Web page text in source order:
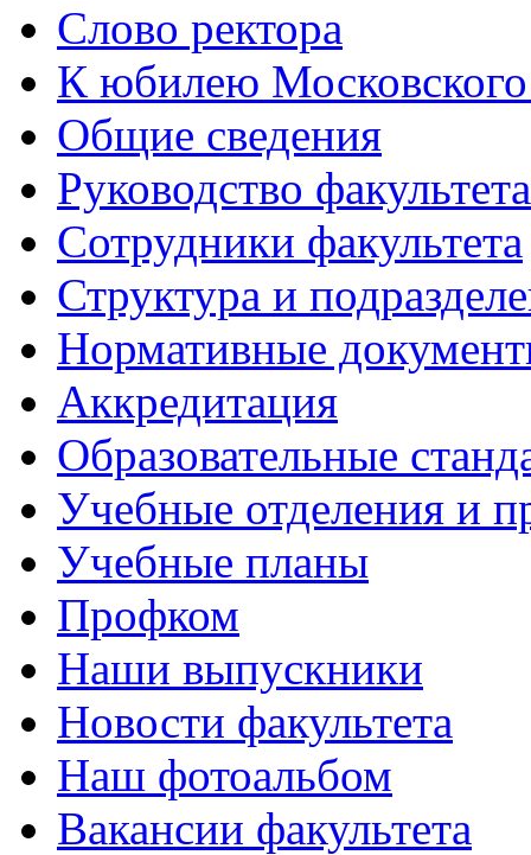
Слово ректора
К юбилею Московского
Общие сведения
Руководство факультета
Сотрудники факультета
Структура и
Нормативные
Аккредитация
Образовательные
Учебные отделения и
Учебные планы
Профком
Наши выпускники
Новости факультета
Наш фотоальбом
Вакансии факультета